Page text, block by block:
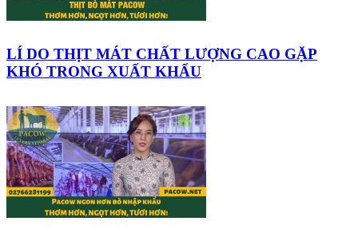
LÍ DO THỊT MÁT CHẤT LƯỢNG CAO GẶP
KHÓ TRONG XUẤT KHẨU